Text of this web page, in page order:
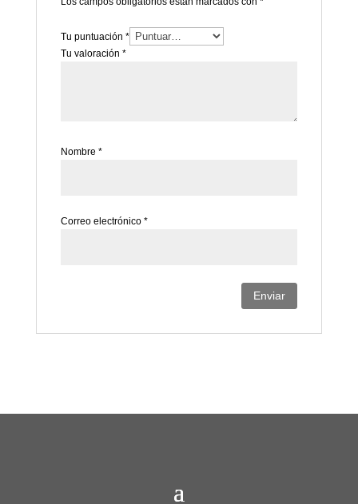
Tu puntuación *
Tu valoración *
Nombre *
Correo electrónico *